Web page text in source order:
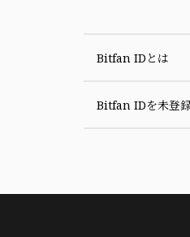
Bitfan IDとは
Bitfan IDを未登